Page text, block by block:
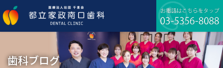
ン
テ
ビ
ゲ
歯科ブログ